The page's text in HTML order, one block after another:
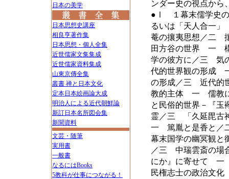
日本の美学
日本思想史講座
相良亨著作集
日本思想・個人全集
近世儒家文集集成
近世儒家資料集成
山東京傳全集
叢書 禅と日本文化
定本日本絵画論大成
明治人による近代朝鮮論
新訂日本名所図会集
新聞資料
文芸・随筆
実用書
一般書
なるにはBooks
5教科が仕事につながる！
ンダー史の視点から
●Ⅰ １幕末儒学史
るいは「天人合一
菴の攘夷思想／二
田方谷の世界 一
学の彼方に／三 気
代的世界観の形成
の形成／三 近代的
教的主体 一 儒教
と民俗的世界－『
霊／三 「久延毘古
一 篤胤と是香と／
幕末国学の幽冥観
／三 中瑞雲斎の場
にか』に寄せて
民権志士の政治文